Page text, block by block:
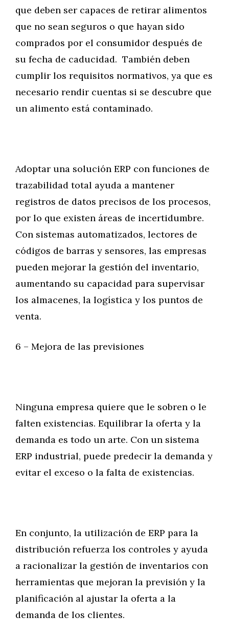
que deben ser capaces de retirar alimentos
que no sean seguros o que hayan sido
comprados por el consumidor después de
su fecha de caducidad. También deben
cumplir los requisitos normativos, ya que es
necesario rendir cuentas si se descubre que
un alimento está contaminado.
Adoptar una solución ERP con funciones de
trazabilidad total ayuda a mantener
registros de datos precisos de los procesos,
por lo que existen áreas de incertidumbre.
Con sistemas automatizados, lectores de
códigos de barras y sensores, las empresas
pueden mejorar la gestión del inventario,
aumentando su capacidad para supervisar
los almacenes, la logística y los puntos de
venta.
6 – Mejora de las previsiones
Ninguna empresa quiere que le sobren o le
falten existencias. Equilibrar la oferta y la
demanda es todo un arte. Con un sistema
ERP industrial, puede predecir la demanda y
evitar el exceso o la falta de existencias.
En conjunto, la utilización de ERP para la
distribución refuerza los controles y ayuda
a racionalizar la gestión de inventarios con
herramientas que mejoran la previsión y la
planificación al ajustar la oferta a la
demanda de los clientes.